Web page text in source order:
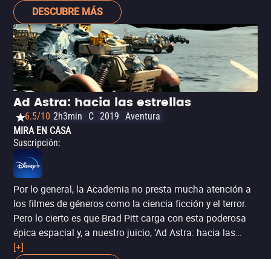
por parte de los votantes para la película de Lorene
Scafaria.
DESCUBRE MÁS
Ad Astra: hacia las estrellas
6.5/10 2h3min C 2019 Aventura
MIRA EN CASA
Suscripción:
Por lo general, la Academia no presta mucha atención a
los filmes de géneros como la ciencia ficción y el terror.
Pero lo cierto es que Brad Pitt carga con esta poderosa
épica espacial y, a nuestro juicio, ‘Ad Astra: hacia las
estrellas’ merecía un lugar en las nominaciones a Mejor
[+]